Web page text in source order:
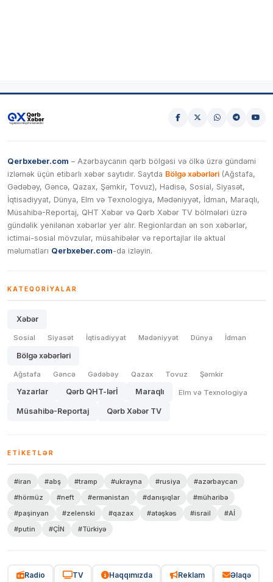
Qerbxeber.com – Azərbaycanın qərb bölgəsi və ölkə üzrə gündəmi
izləmək üçün etibarlı xəbər saytıdır. Saytda Bölgə xəbərləri (Ağstafa,
Gədəbəy, Gəncə, Qazax, Şəmkir, Tovuz), Hadisə, Sosial, Siyasət,
İqtisadiyyat, Dünya, Elm və Texnologiya, Mədəniyyət, İdman, Maraqlı,
Müsahibə-Reportaj, QHT Xəbər və Qərb Xəbər TV bölmələri üzrə
gündəlik yenilənən xəbərlər yer alır. Regionlardan ən son xəbərlər,
ictimai-sosial mövzular, müsahibələr və reportajlar ilə aktual
məlumatları Qerbxeber.com-da izləyin.
KATEQORIYALAR
Xəbər
Sosial Siyasət İqtisadiyyat Mədəniyyət Dünya İdman
Bölgə xəbərləri
Ağstafa Gəncə Gədəbəy Qazax Tovuz Şəmkir
Yazarlar Qərb QHT-lərİ Maraqlı Elm və Texnologiya
Müsahibə-Reportaj Qərb Xəbər TV
ETIKETLƏR
#iran #abş #tramp #ukrayna #rusiya
#azərbaycan
#hörmüz
#neft #ermənistan #danışıqlar
#müharibə
#paşinyan
#zelenski #qazax #atəşkəs #israil
#Aİ
#putin
#ÇİN #Türkiyə
Radio TV Haqqımızda Reklam Əlaqə